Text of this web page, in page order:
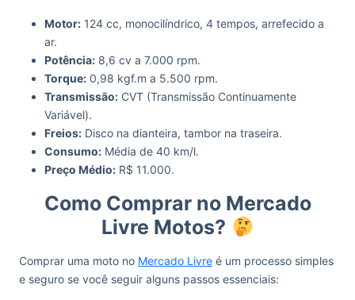
Motor: 124 cc, monocilíndrico, 4 tempos, arrefecido a
ar.
Potência: 8,6 cv a 7.000 rpm.
Torque: 0,98 kgf.m a 5.500 rpm.
Transmissão: CVT (Transmissão Continuamente
Variável).
Freios: Disco na dianteira, tambor na traseira.
Consumo: Média de 40 km/l.
Preço Médio: R$ 11.000.
Como Comprar no Mercado
Livre Motos?
Comprar uma moto no Mercado Livre é um processo simples
e seguro se você seguir alguns passos essenciais: